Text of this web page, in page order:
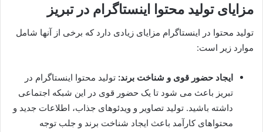
مزایای تولید محتوا اینستاگرام در تبریز
تولید محتوا در اینستاگرام مزایای زیادی دارد که برخی از آنها شامل
موارد زیر است:
ایجاد حضور قوی و شناخت برند: تولید محتوا اینستاگرام در
تبریز باعث می شود تا یک حضور قوی در این شبکه اجتماعی
داشته باشید. تولید تصاویر و ویدئوهای جذاب، اطلاعات جدید و
محتواهای کارآمد باعث ایجاد شناخت برند و جلب توجه